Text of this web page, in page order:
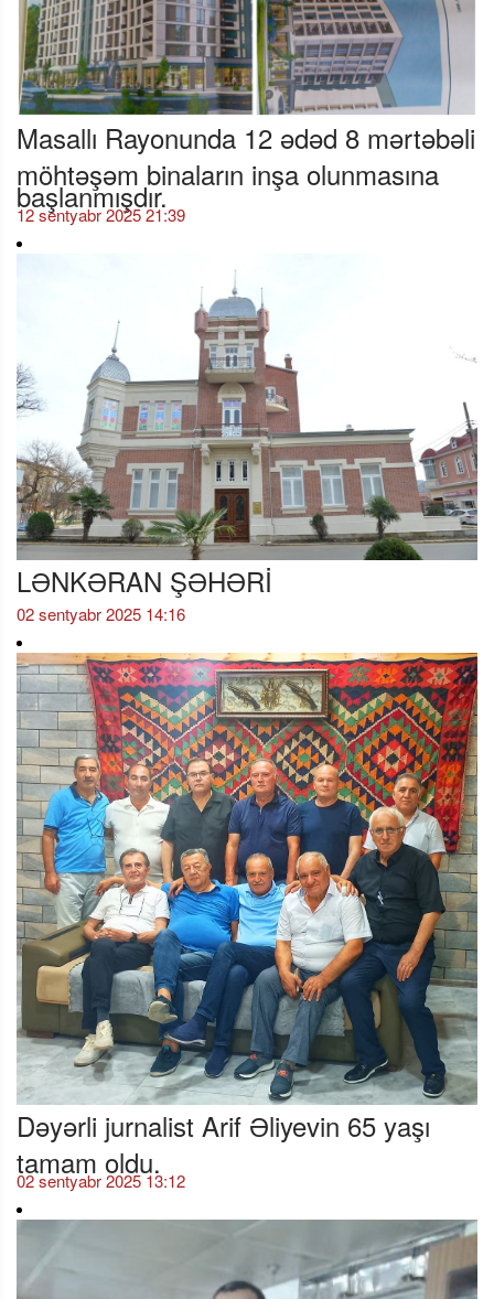
Masallı Rayonunda 12 ədəd 8 mərtəbəli
möhtəşəm binaların inşa olunmasına
başlanmışdır.
12 sentyabr 2025 21:39
LƏNKƏRAN ŞƏHƏRİ
02 sentyabr 2025 14:16
Dəyərli jurnalist Arif Əliyevin 65 yaşı
tamam oldu.
02 sentyabr 2025 13:12